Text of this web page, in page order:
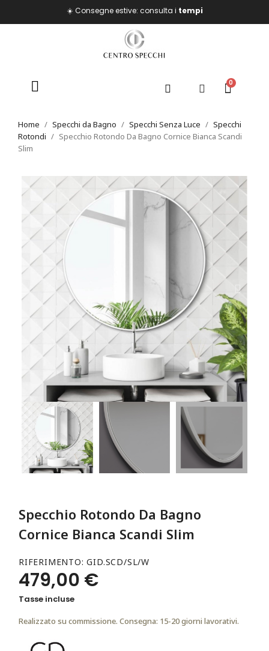
☀️ Consegne estive: consulta i tempi
Home Specchi da Bagno Specchi Senza Luce
Specchi
Rotondi
Specchio Rotondo Da Bagno Cornice Bianca Scandi
Slim
Specchio Rotondo Da Bagno
Cornice Bianca Scandi Slim
RIFERIMENTO GID.SCD/SL/W
479,00 €
Tasse incluse
Realizzato su commissione. Consegna: 15-20 giorni lavorativi.